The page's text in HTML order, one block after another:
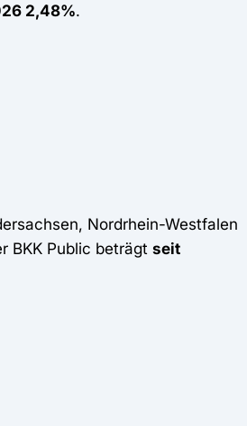
2,48%.
Nordrhein-Westfalen
BKK Public beträgt seit